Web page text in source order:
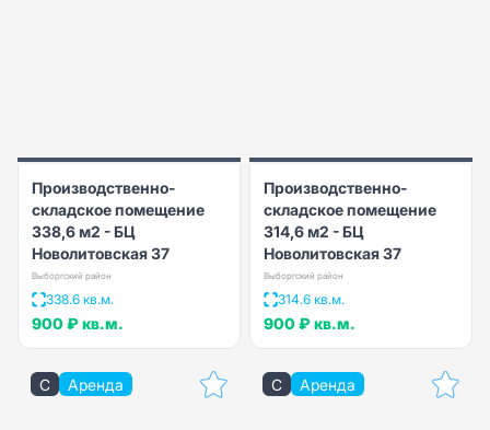
Производственно-
складское помещение
338,6 м2 - БЦ
Новолитовская 37
Выборгский район
338.6 кв.м.
900 ₽ кв.м.
Производственно-
складское помещение
314,6 м2 - БЦ
Новолитовская 37
Выборгский район
314.6 кв.м.
900 ₽ кв.м.
C Аренда C Аренда